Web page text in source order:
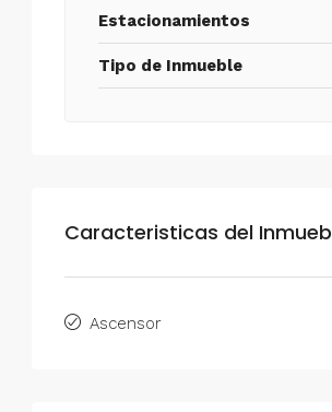
Estacionamientos
Tipo de Inmueble
Caracteristicas del
Ascensor